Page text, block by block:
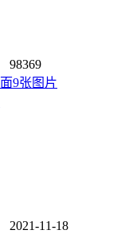
98369
9张图片
2021-11-18